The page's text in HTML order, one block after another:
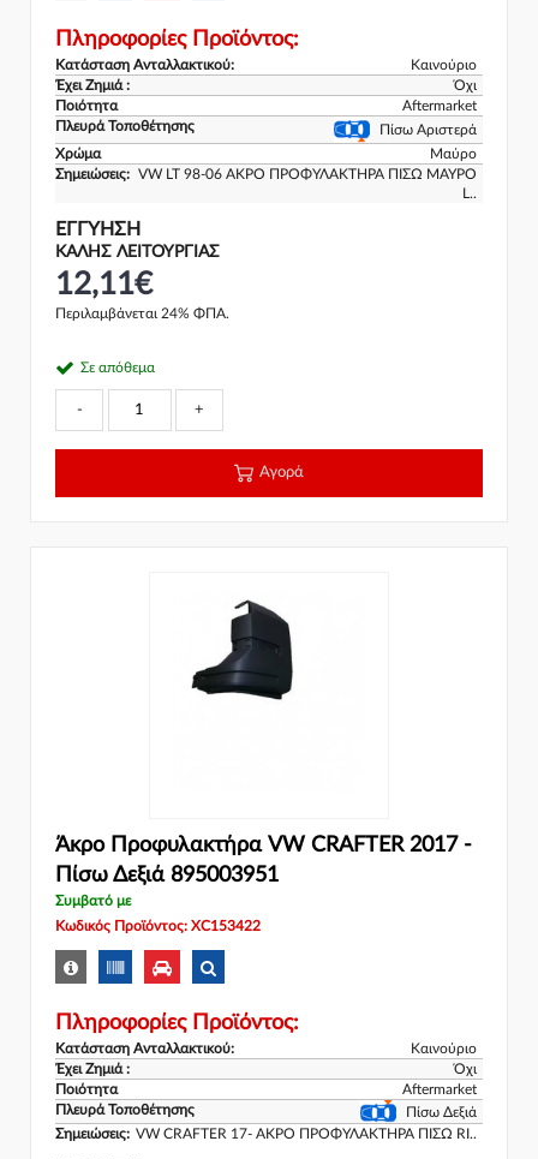
Πληροφορίες Προϊόντος:
Κατάσταση Ανταλλακτικού:
Καινούριο
Έχει Ζημιά :
Όχι
Ποιότητα
Aftermarket
Πλευρά Τοποθέτησης
Πίσω Αριστερά
Χρώμα
Μαύρο
Σημειώσεις: VW LT 98-06 ΑΚΡΟ ΠΡΟΦΥΛΑΚΤΗΡΑ ΠΙΣΩ ΜΑΥΡΟ
L..
ΕΓΓΎΗΣΗ
ΚΑΛΗΣ ΛΕΙΤΟΥΡΓΙΑΣ
12,11€
Περιλαμβάνεται 24% ΦΠΑ.
Σε απόθεμα
- +
Αγορά
Άκρο Προφυλακτήρα VW CRAFTER 2017 -
Πίσω Δεξιά 895003951
Συμβατό με
Κωδικός Προϊόντος: XC153422
Πληροφορίες Προϊόντος:
Κατάσταση Ανταλλακτικού:
Καινούριο
Έχει Ζημιά :
Όχι
Ποιότητα
Aftermarket
Πλευρά Τοποθέτησης
Πίσω Δεξιά
Σημειώσεις: VW CRAFTER 17- ΑΚΡΟ ΠΡΟΦΥΛΑΚΤΗΡΑ ΠΙΣΩ RI..